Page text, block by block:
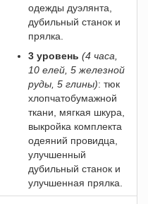
одежды дуэлянта,
дубильный станок и
прялка.
3 уровень (4 часа,
10 елей, 5 железной
руды, 5 глины): тюк
хлопчатобумажной
ткани, мягкая шкура,
выкройка комплекта
одеяний провидца,
улучшенный
дубильный станок и
улучшенная прялка.